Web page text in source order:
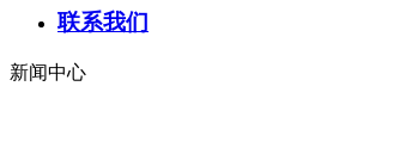
联系我们
新闻中心